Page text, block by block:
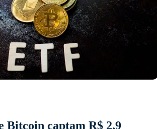
Bitcoin captam R$ 2,9